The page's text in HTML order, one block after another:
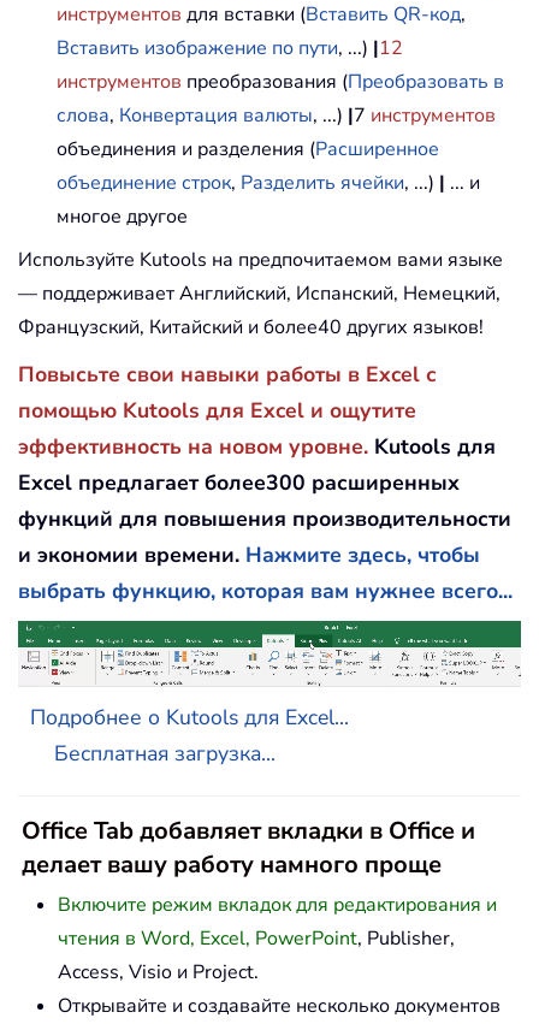
инструментов для вставки (Вставить QR-код,
Вставить изображение по пути, ...) |12
инструментов преобразования (Преобразовать в
слова, Конвертация валюты, ...) |7 инструментов
объединения и разделения (Расширенное
объединение строк, Разделить ячейки, ...) | ... и
многое другое
Используйте Kutools на предпочитаемом вами языке
— поддерживает Английский, Испанский, Немецкий,
Французский, Китайский и более40 других языков!
Повысьте свои навыки работы в Excel с
помощью Kutools для Excel и ощутите
эффективность на новом уровне. Kutools для
Excel предлагает более300 расширенных
функций для повышения производительности
и экономии времени. Нажмите здесь, чтобы
выбрать функцию, которая вам нужнее всего...
Подробнее о Kutools для Excel...
Бесплатная загрузка...
Office Tab добавляет вкладки в Office и
делает вашу работу намного проще
Включите режим вкладок для редактирования и
чтения в Word, Excel, PowerPoint, Publisher,
Access, Visio и Project.
Открывайте и создавайте несколько документов